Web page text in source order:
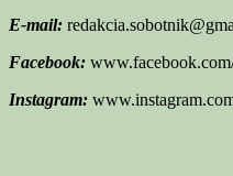
E-mail:
Facebook:
Instagram: